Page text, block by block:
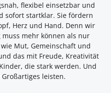
flexibel einsetzbar und
sofort startklar. Sie fördern
Herz und Hand. Denn wir
mehr können als nur
Mut, Gemeinschaft und
das mit Freude, Kreativität
die stark werden. Und
leisten.